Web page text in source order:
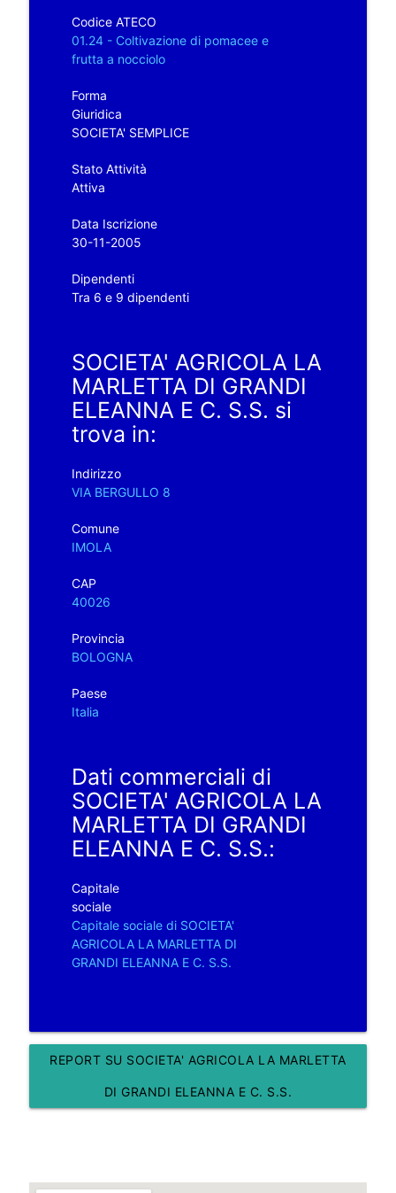
Codice ATECO
01.24 - Coltivazione di pomacee e
frutta a nocciolo
Forma
Giuridica
SOCIETA' SEMPLICE
Stato Attività
Attiva
Data Iscrizione
30-11-2005
Dipendenti
Tra 6 e 9 dipendenti
SOCIETA' AGRICOLA LA
MARLETTA DI GRANDI
ELEANNA E C. S.S. si
trova in:
Indirizzo
VIA BERGULLO 8
Comune
IMOLA
CAP
40026
Provincia
BOLOGNA
Paese
Italia
Dati commerciali di
SOCIETA' AGRICOLA LA
MARLETTA DI GRANDI
ELEANNA E C. S.S.:
Capitale
sociale
Capitale sociale di SOCIETA'
AGRICOLA LA MARLETTA DI
GRANDI ELEANNA E C. S.S.
REPORT SU SOCIETA' AGRICOLA LA MARLETTA
DI GRANDI ELEANNA E C. S.S.